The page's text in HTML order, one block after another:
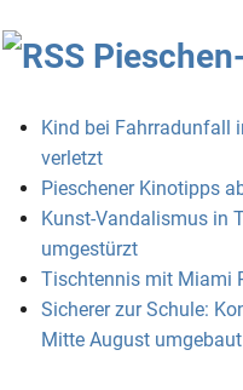
Kind bei Fahrradunfall
verletzt
Pieschener Kinotipps
Kunst-Vandalismus in
umgestürzt
Tischtennis mit Miami
Sicherer zur Schule:
Mitte August umgebaut